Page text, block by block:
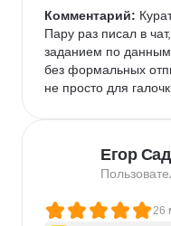
Комментарий:
Пару раз писал в
заданием по
без формальных
не просто для
Егор
26